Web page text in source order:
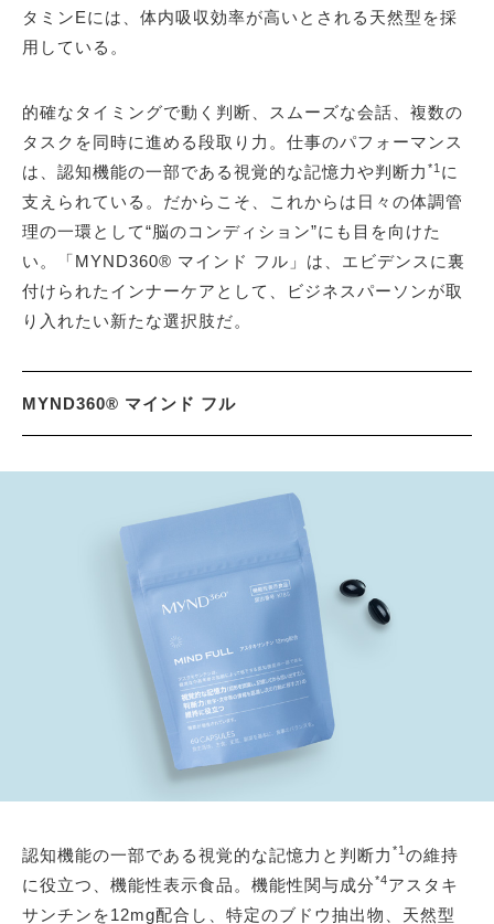
タミンEには、体内吸収効率が高いとされる天然型を採
用している。
的確なタイミングで動く判断、スムーズな会話、複数の
タスクを同時に進める段取り力。仕事のパフォーマンス
は、認知機能の一部である視覚的な記憶力や判断力 *1 に
支えられている。だからこそ、これからは日々の体調管
理の一環として“脳のコンディション”にも目を向けた
い。「MYND360® マインド フル」は、エビデンスに裏
付けられたインナーケアとして、ビジネスパーソンが取
り入れたい新たな選択肢だ。
MYND360® マインド フル
認知機能の一部である視覚的な記憶力と判断力 *1 の維持
に役立つ、機能性表示食品。機能性関与成分*4アスタキ
サンチンを12mg配合し、特定のブドウ抽出物、天然型